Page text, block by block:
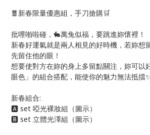
🧧新春限量優惠組，手刀搶購🛒
批哩啪啦碰，🐇萬兔似福，要跳進妳懷裡！
新春好運氣就是兩人相見的好時機，若妳想
先留住他的眼！
想要使對方在妳的身上多留點關注，妳可以
眼色」的組合搭配，能使你的魅力無法抵擋
新春組合:
🅰️ set 啞光裸妝組（圖示）
🅱️ set 立體光澤組（圖示）